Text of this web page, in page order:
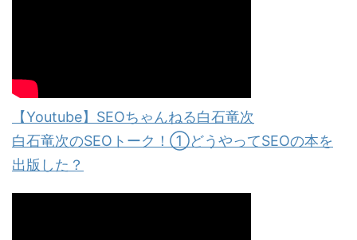
【Youtube】SEOちゃんねる白石竜次
白石竜次のSEOトーク！①どうやってSEOの本を
出版した？